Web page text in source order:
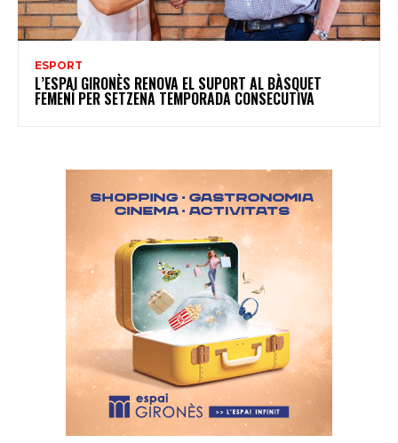
ESPORT
L’ESPAI GIRONÈS RENOVA EL SUPORT AL BÀSQUET
FEMENÍ PER SETZENA TEMPORADA CONSECUTIVA